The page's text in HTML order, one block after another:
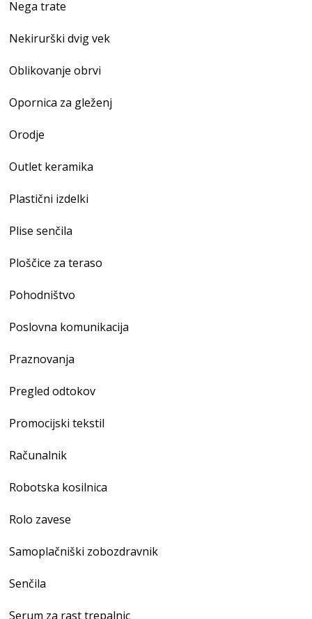
Nega trate
Nekirurški dvig vek
Oblikovanje obrvi
Opornica za gleženj
Orodje
Outlet keramika
Plastični izdelki
Plise senčila
Ploščice za teraso
Pohodništvo
Poslovna komunikacija
Praznovanja
Pregled odtokov
Promocijski tekstil
Računalnik
Robotska kosilnica
Rolo zavese
Samoplačniški zobozdravnik
Senčila
Serum za rast trepalnic